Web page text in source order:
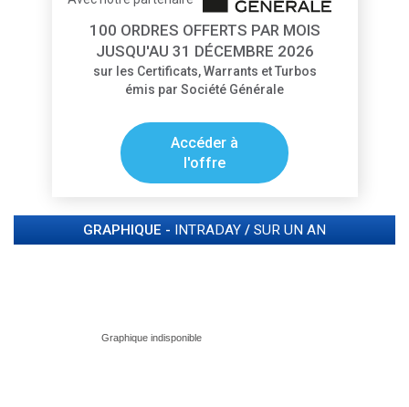
100 ORDRES OFFERTS PAR MOIS
JUSQU'AU 31 DÉCEMBRE 2026
sur les Certificats, Warrants et Turbos
émis par Société Générale
Accéder à
l'offre
GRAPHIQUE - INTRADAY / SUR UN AN